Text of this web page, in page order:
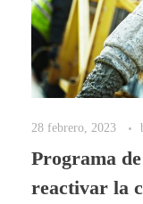
28 febrero, 2023
Programa
reactivar la